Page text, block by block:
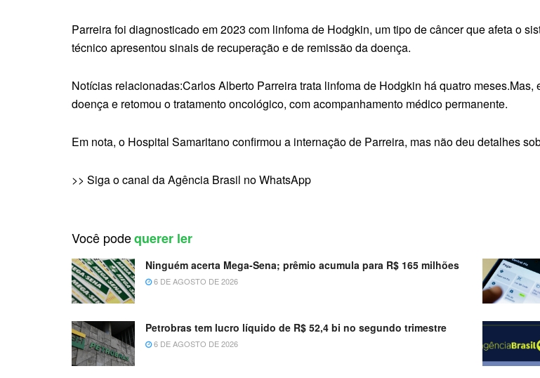
Parreira foi diagnosticado em 2023 com linfoma de Hodgkin, um tipo de câncer que afeta o
técnico apresentou sinais de recuperação e de remissão da doença.
Notícias relacionadas:Carlos Alberto Parreira trata linfoma de Hodgkin há quatro
doença e retomou o tratamento oncológico, com acompanhamento médico permanente.
Em nota, o Hospital Samaritano confirmou a internação de Parreira, mas não deu detalhes
>> Siga o canal da Agência Brasil no WhatsApp
Você podequerer ler
Ninguém acerta Mega-Sena; prêmio acumula para R$ 165 milhões
6 DE AGOSTO DE 2026
Petrobras tem lucro líquido de R$ 52,4 bi no segundo trimestre
6 DE AGOSTO DE 2026